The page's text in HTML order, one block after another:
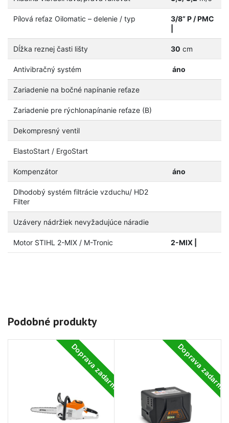
Pílová reťaz Oilomatic – delenie / typ
3/8” P / PMC
Dĺžka reznej časti lišty 30 cm
Antivibračný systém áno
Zariadenie na bočné napínanie reťaze
Zariadenie pre rýchlonapínanie reťaze (B)
Dekompresný ventil
ElastoStart / ErgoStart
Kompenzátor áno
Dlhodobý systém filtrácie vzduchu/ HD2
Filter
Uzávery nádržiek nevyžadujúce náradie
Motor STIHL 2-MIX / M-Tronic 2-MIX |
Podobné produkty
Doprava zadarmo Doprava zadarmo